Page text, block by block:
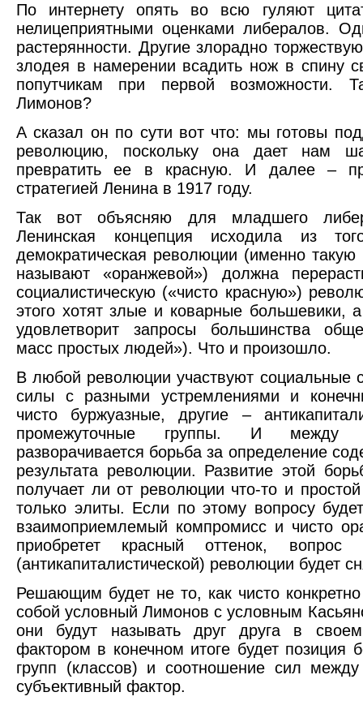
По интернету опять во всю гуляют
нелицеприятными оценками либералов.
растерянности. Другие злорадно
злодея в намерении всадить нож в спину
попутчикам при первой возможности.
Лимонов?
А сказал он по сути вот что: мы готовы
революцию, поскольку она дает нам
превратить ее в красную. И далее –
стратегией Ленина в 1917 году.
Так вот объясняю для младшего
Ленинская концепция исходила из
демократическая революции (именно
называют «оранжевой») должна
социалистическую («чисто красную»)
этого хотят злые и коварные большевики,
удовлетворит запросы большинства
масс простых людей»). Что и произошло.
В любой революции участвуют социальные
силы с разными устремлениями и
чисто буржуазные, другие –
промежуточные группы. И между
разворачивается борьба за определение
результата революции. Развитие этой
получает ли от революции что-то и
только элиты. Если по этому вопросу будет
взаимоприемлемый компромисс и чисто
приобретет красный оттенок,
(антикапиталистической) революции будет
Решающим будет не то, как чисто
собой условный Лимонов с условным
они будут называть друг друга в
фактором в конечном итоге будет позиция
групп (классов) и соотношение сил
субъективный фактор.